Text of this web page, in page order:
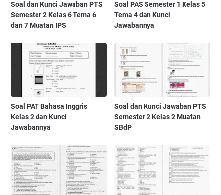
Soal dan Kunci Jawaban PTS
Semester 2 Kelas 6 Tema 6
dan 7 Muatan IPS
Soal PAS Semester 1 Kelas 5
Tema 4 dan Kunci
Jawabannya
Soal PAT Bahasa Inggris
Kelas 2 dan Kunci
Jawabannya
Soal dan Kunci Jawaban PTS
Semester 2 Kelas 2 Muatan
SBdP